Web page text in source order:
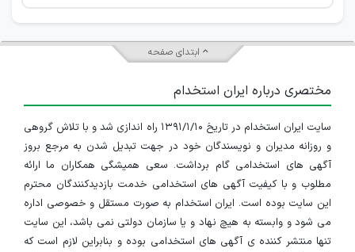
ابتدای صفحه
مختصری درباره ایران استخدام
سایت ایران استخدام در تاریخ ۱۳۹۱/۱/۱۰ راه اندازی شد و با تلاش گروهی
و روزانه مدیران و نویسندگان خود در جهت تبدیل شدن به مرجع بروز
آگهی های استخدامی گام برداشت. سعی همیشگی همکاران ما ارائه
مطلوب و با کیفیت آگهی های استخدامی خدمت بازدیدکنندگان محترم
این سایت بوده است. ایران استخدام به صورت مستقل و خصوصی اداره
می شود و وابسته به هیچ نهاد و یا سازمان دولتی نمی باشد، این سایت
تنها منتشر کننده ی آگهی های استخدامی بوده و بنابراین لازم است که